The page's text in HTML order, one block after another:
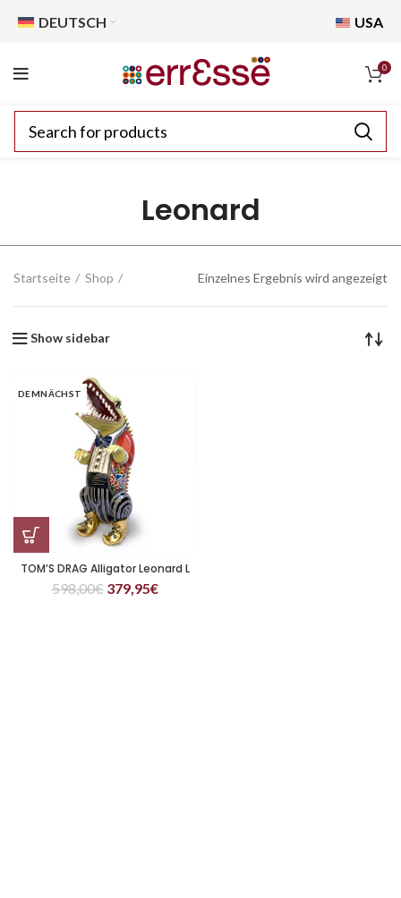
DEUTSCH USA
0
Leonard
Startseite Shop Einzelnes Ergebnis wird angezeigt
Show sidebar
DEMNÄCHST
TOM’S DRAG Alligator Leonard L
598,00€ 379,95€